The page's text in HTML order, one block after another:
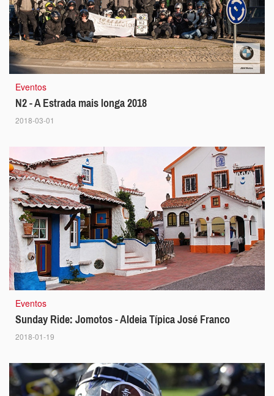
Eventos
N2 - A Estrada mais longa 2018
2018-03-01
Eventos
Sunday Ride: Jomotos - Aldeia Típica José Franco
2018-01-19